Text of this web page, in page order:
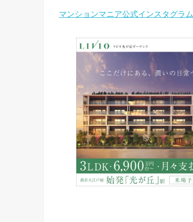
マンションマニア公式インスタグラム